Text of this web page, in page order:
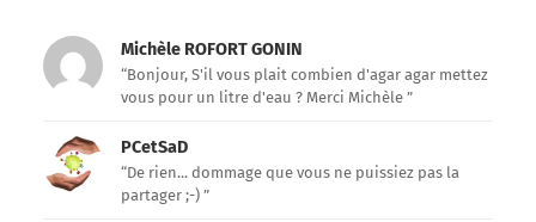
Michèle ROFORT GONIN
“Bonjour, S'il vous plait combien d'agar agar mettez
vous pour un litre d'eau ? Merci Michèle ”
PCetSaD
“De rien... dommage que vous ne puissiez pas la
partager ;-) ”